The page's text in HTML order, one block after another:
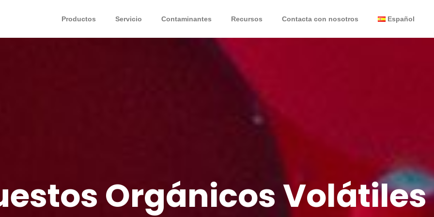
Productos Servicio Contaminantes Recursos Contacta con nosotros Español
Orgánicos Volátiles